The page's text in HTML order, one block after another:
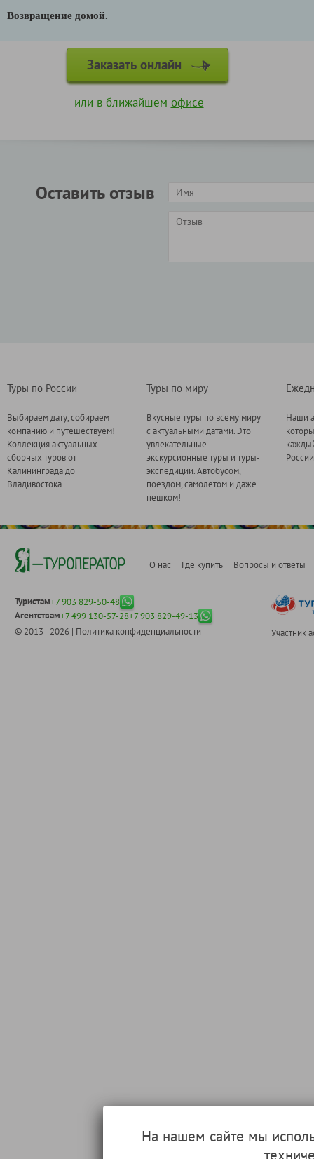
Возвращение домой.
Заказать онлайн
или в ближайшем офисе
Оставить отзыв
Туры по России
Выбираем дату, собираем
компанию и путешествуем!
Коллекция актуальных
сборных туров от
Калининграда до
Владивостока.
Туры по миру
Вкусные туры по всему миру
с актуальными датами. Это
увлекательные
экскурсионные туры и туры-
экспедиции. Автобусом,
поездом, самолетом и даже
пешком!
Наши
О нас Где купить Вопросы и ответы
Туристам+7 903 829-50-48
Агентствам+7 499 130-57-28+7 903 829-49-13
© 2013 - 2026 | Политика конфиденциальности Участник
На нашем сайте мы